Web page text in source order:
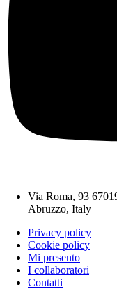
Via Roma, 93
Abruzzo, Italy
Privacy policy
Cookie policy
Mi presento
I collaboratori
Contatti